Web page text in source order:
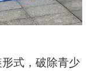
式，破除青少